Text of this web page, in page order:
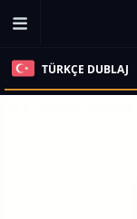
TÜRKÇE DUBLAJ